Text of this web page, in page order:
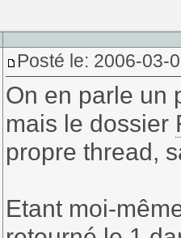
Posté le: 2006-03-
On en parle un
mais le dossier
propre thread,
Etant moi-